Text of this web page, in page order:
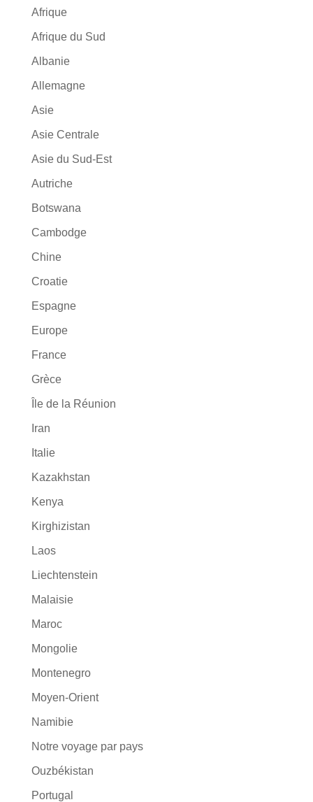
Afrique
Afrique du Sud
Albanie
Allemagne
Asie
Asie Centrale
Asie du Sud-Est
Autriche
Botswana
Cambodge
Chine
Croatie
Espagne
Europe
France
Grèce
Île de la Réunion
Iran
Italie
Kazakhstan
Kenya
Kirghizistan
Laos
Liechtenstein
Malaisie
Maroc
Mongolie
Montenegro
Moyen-Orient
Namibie
Notre voyage par pays
Ouzbékistan
Portugal